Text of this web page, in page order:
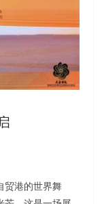
贸港的世界舞